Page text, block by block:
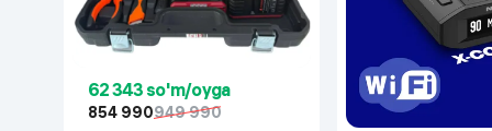
62 343 so'm/oyga
854 990949 990